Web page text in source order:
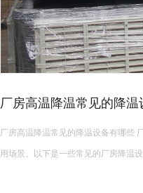
高发热车间降温攻略！
注塑、五金、锻造、焊接等高发热
畅，室内温度常年居高不下，远超普